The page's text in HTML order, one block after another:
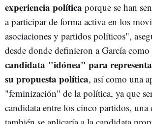
experiencia política porque se han
a participar de forma activa en los
asociaciones y partidos políticos",
desde donde definieron a García como
candidata "idónea" para
su propuesta política, así como una
"feminización" de la política, ya que
candidata entre los cinco partidos,